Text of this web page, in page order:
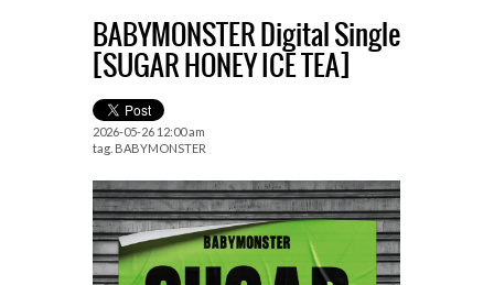
BABYMONSTER Digital Single
[SUGAR HONEY ICE TEA]
2026-05-26 12:00 am
tag. BABYMONSTER